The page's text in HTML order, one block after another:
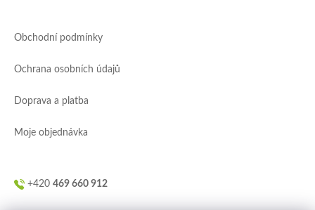
Obchodní podmínky
Ochrana osobních údajů
Doprava a platba
Moje objednávka
+420 469 660 912